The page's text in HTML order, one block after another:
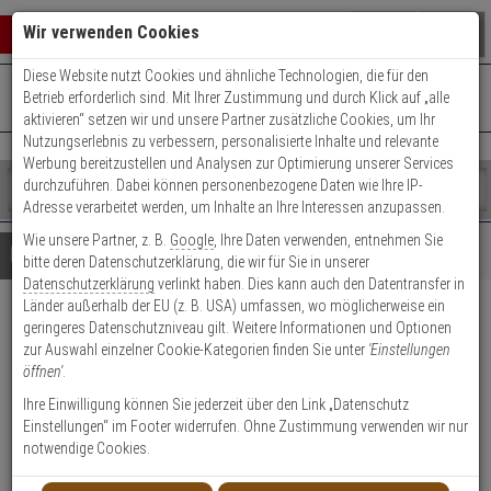
Warenkorb schließen
0 ARTIKEL IM WARENKORB
Ihr Warenkorb ist momentan leer.
Ergebnisse ()
Fertig
Shop
durchsuchen
Bitte
geben
Sie
mindestens
Zeichen
ein,
um
Suche
Es
wurde
noch
Kategorien
Suche
gestartet
+49 (0)821 899 493-0Mo. - Do.: 8:00 - 16:30 | Fr.: 8:00 - 14:00 Uhr
Kontaktservice nutzen
Details Beratung
ABUS WLX Pro Wandleser-Set
IP44 Ind. Intrusion sw.
Produktmerkmale
Datenblatt drucken
Wir verwenden Cookies
Diese Website nutzt Cookies und ähnliche Technologien, die für den
Betrieb erforderlich sind. Mit Ihrer Zustimmung und durch Klick auf „alle
aktivieren“ setzen wir und unsere Partner zusätzliche Cookies, um Ihr
Nutzungserlebnis zu verbessern, personalisierte Inhalte und relevante
Werbung bereitzustellen und Analysen zur Optimierung unserer Services
durchzuführen. Dabei können personenbezogene Daten wie Ihre IP-
Adresse verarbeitet werden, um Inhalte an Ihre Interessen anzupassen.
Wie unsere Partner, z. B. Google , Ihre Daten verwenden, entnehmen Sie
bitte deren Datenschutzerklärung, die wir für Sie in unserer
Datenschutzerklärung verlinkt haben. Dies kann auch den Datentransfer in
Länder außerhalb der EU (z. B. USA) umfassen, wo möglicherweise ein
geringeres Datenschutzniveau gilt. Weitere Informationen und Optionen
zur Auswahl einzelner Cookie-Kategorien finden Sie unter 'Einstellungen
öffnen'.
Ihre Einwilligung können Sie jederzeit über den Link „Datenschutz
Einstellungen“ im Footer widerrufen. Ohne Zustimmung verwenden wir nur
notwendige Cookies.